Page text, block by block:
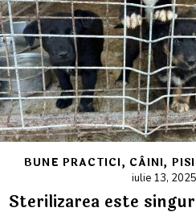
BUNE PRACTICI, CÂINI,
iulie 13, 2025
Sterilizarea este